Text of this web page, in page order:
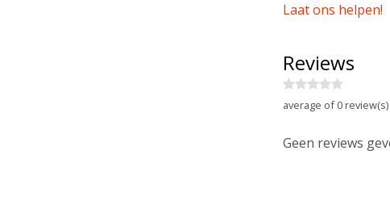
Laat ons helpen!
Reviews
average of 0 review(s)
Geen reviews